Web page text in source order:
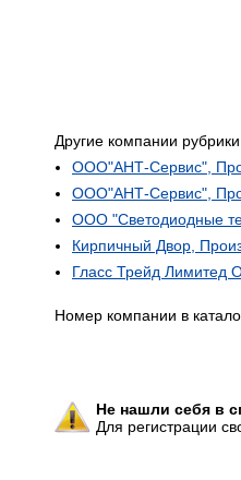
Другие компании
ООО"АНТ-Сервис",
ООО"АНТ-Сервис",
ООО "Светодиодные
Кирпичный Двор,
Гласс Трейд Лимитед
Номер компании в
Не нашли себя в
Для регистрации